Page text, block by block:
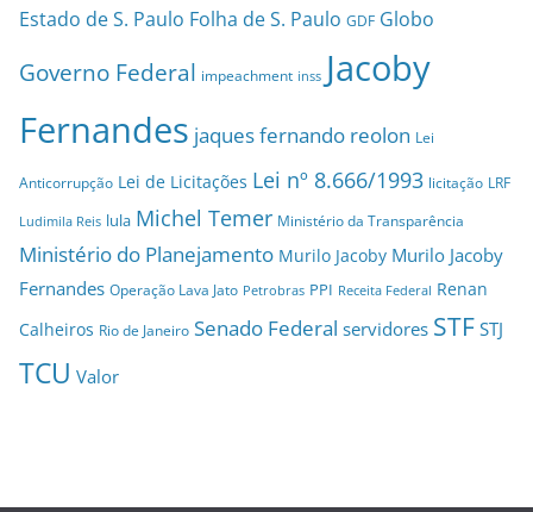
Estado de S. Paulo Folha de S. Paulo GDF Globo
Governo Federal impeachment inss Jacoby
Fernandes jaques fernando reolon Lei
Anticorrupção Lei de Licitações Lei nº 8.666/1993 licitação LRF
Ludimila Reis lula Michel Temer Ministério da Transparência
Ministério do Planejamento Murilo Jacoby Murilo Jacoby
Fernandes Operação Lava Jato Petrobras PPI Receita Federal Renan
Calheiros Rio de Janeiro Senado Federal servidores STF STJ
TCU Valor